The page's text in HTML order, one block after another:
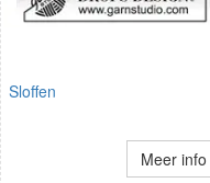
Sloffen
Meer info